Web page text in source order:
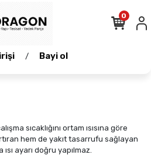
/ Bayi ol
0
sıcaklığını ortam ısısına göre
hem de yakıt tasarrufu sağlayan
ayarı doğru yapılmaz.